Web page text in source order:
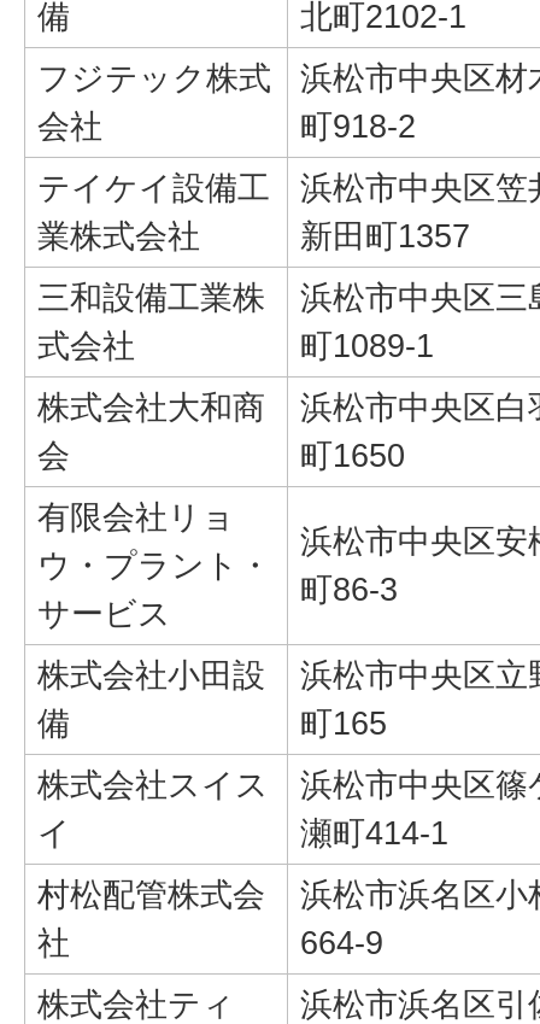
備
北町2102-1
フジテック株式
会社
浜松市中央区材
町918-2
テイケイ設備工
業株式会社
浜松市中央区笠
新田町1357
三和設備工業株
式会社
浜松市中央区三
町1089-1
株式会社大和商
会
浜松市中央区白
町1650
有限会社リョ
ウ・プラント・
サービス
浜松市中央区安
町86-3
株式会社小田設
備
浜松市中央区立
町165
株式会社スイス
イ
浜松市中央区篠
瀬町414-1
村松配管株式会
社
浜松市浜名区小
664-9
株式会社ティ
浜松市浜名区引